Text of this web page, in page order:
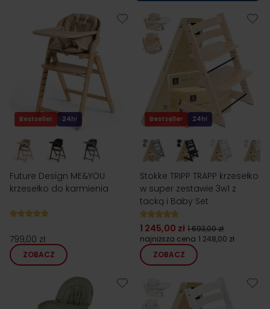
Bestseller 24h!
Future Design ME&YOU
krzesełko do karmienia
799,00 zł
ZOBACZ
Bestseller 24h!
Stokke TRIPP TRAPP krzesełko
w super zestawie 3w1 z
tacką i Baby Set
1 245,00 zł 1 693,00 zł
najniższa cena 1 248,00 zł
ZOBACZ